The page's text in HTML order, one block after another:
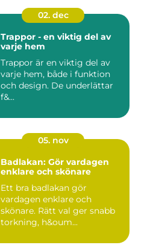
02. dec
Trappor - en viktig del av
varje hem
Trappor är en viktig del av
varje hem, både i funktion
och design. De underlättar
f&...
05. nov
Badlakan: Gör vardagen
enklare och skönare
Ett bra badlakan gör
vardagen enklare och
skönare. Rätt val ger snabb
torkning, h&oum...